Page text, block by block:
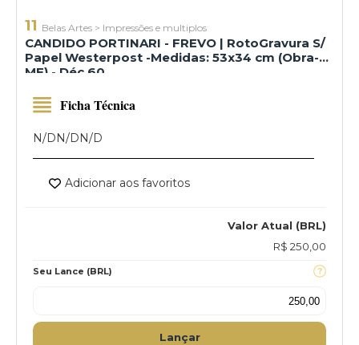
11 Belas Artes > Impressões e multiplos
CANDIDO PORTINARI - FREVO | RotoGravura S/
Papel Westerpost -Medidas: 53x34 cm (Obra-
ME) - Déc 60
Valor Atual (BRL)
R$ 250,00
Seu Lance (BRL)
Lançar
Ficha Técnica
N/D N/D N/D
Adicionar aos favoritos